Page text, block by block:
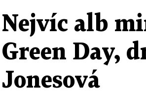
Nejvíc alb
Green Day,
Jonesová